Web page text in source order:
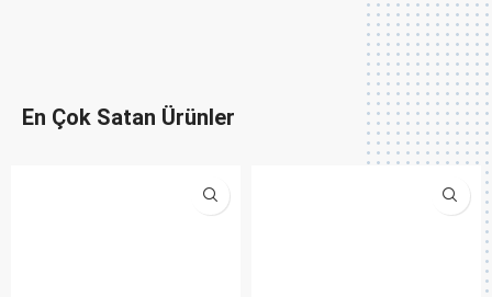
En Çok Satan Ürünler